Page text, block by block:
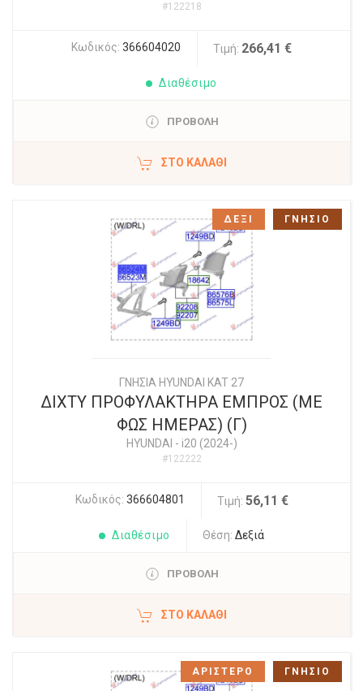
#122218
Κωδικός: 366604020 Τιμή: 266,41 €
Διαθέσιμο
ΠΡΟΒΟΛΗ
ΣΤΟ ΚΑΛΆΘΙ
ΓΝΗΣΙΑ HYUNDAI KAT 27
ΔΙΧΤΥ ΠΡΟΦΥΛΑΚΤΗΡΑ ΕΜΠΡΟΣ (ΜΕ
ΦΩΣ ΗΜΕΡΑΣ) (Γ)
HYUNDAI - i20 (2024-)
#122222
Κωδικός: 366604801 Τιμή: 56,11 €
Διαθέσιμο Θέση: Δεξιά
ΠΡΟΒΟΛΗ
ΣΤΟ ΚΑΛΆΘΙ
ΔΕΞΙ ΓΝΗΣΙΟ
ΑΡΙΣΤΕΡΟ ΓΝΗΣΙΟ